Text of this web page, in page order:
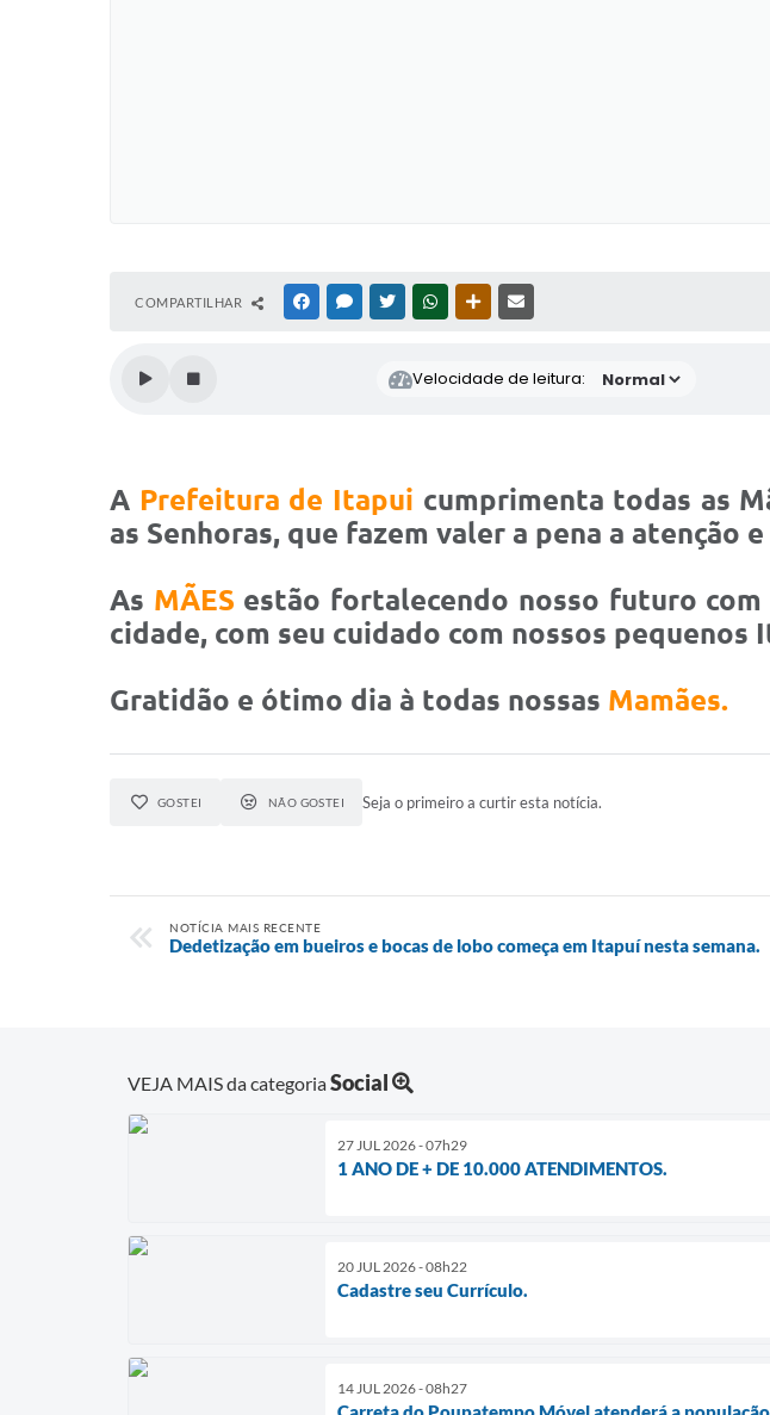
COMPARTILHAR FACEBOOKMESSENGER
TWITTERWHATSAPPOUTRAS MÍDIAS
Velocidade de leitura:
A Prefeitura de Itapui cumprimenta todas as
as Senhoras, que fazem valer a pena a atenção
As MÃES estão fortalecendo nosso futuro com
cidade, com seu cuidado com nossos pequenos
Gratidão e ótimo dia à todas nossas Mamães.
GOSTEI NÃO GOSTEI Seja o primeiro a curtir esta notícia.
NOTÍCIA MAIS RECENTE
Dedetização em bueiros e bocas de lobo começa em Itapuí nesta semana.
VEJA MAIS da categoriaSocial
27 JUL 2026 - 07h29
1 ANO DE + DE 10.000 ATENDIMENTOS.
20 JUL 2026 - 08h22
Cadastre seu Currículo.
14 JUL 2026 - 08h27